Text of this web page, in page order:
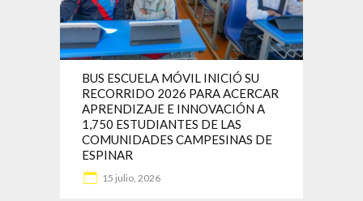
BUS ESCUELA MÓVIL INICIÓ SU
RECORRIDO 2026 PARA ACERCAR
APRENDIZAJE E INNOVACIÓN A
1,750 ESTUDIANTES DE LAS
COMUNIDADES CAMPESINAS DE
ESPINAR
15 julio, 2026